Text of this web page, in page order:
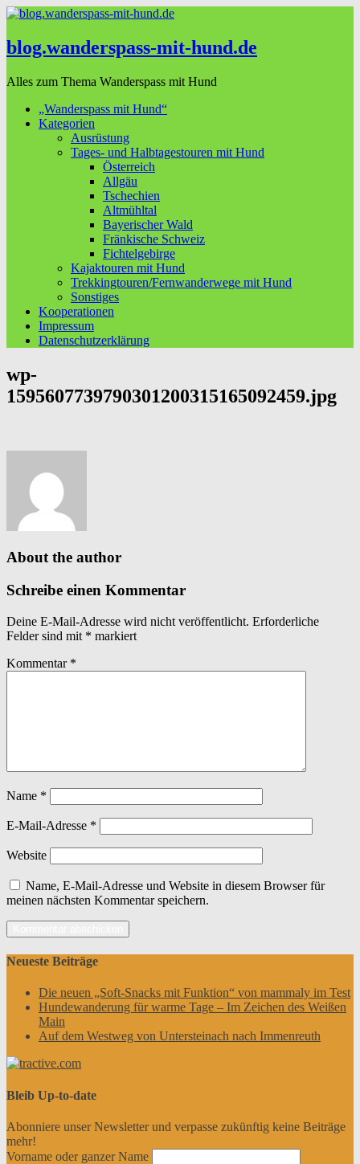
blog.wanderspass-mit-hund.de
Alles zum Thema Wanderspass mit Hund
„Wanderspass mit Hund“
Kategorien
Ausrüstung
Tages- und Halbtagestouren mit Hund
Österreich
Allgäu
Tschechien
Altmühltal
Bayerischer Wald
Fränkische Schweiz
Fichtelgebirge
Kajaktouren mit Hund
Trekkingtouren/Fernwanderwege mit Hund
Sonstiges
Kooperationen
Impressum
Datenschutzerklärung
wp-
1595607739790301200315165092459.jpg
About the author
Schreibe einen Kommentar
Deine E-Mail-Adresse wird nicht veröffentlicht. Erforderliche
Felder sind mit * markiert
Kommentar *
Name *
E-Mail-Adresse *
Website
Name, E-Mail-Adresse und Website in diesem Browser für
meinen nächsten Kommentar speichern.
Neueste Beiträge
Die neuen „Soft-Snacks mit Funktion“ von mammaly im Test
Hundewanderung für warme Tage – Im Zeichen des Weißen
Main
Auf dem Westweg von Untersteinach nach Immenreuth
Bleib Up-to-date
Abonniere unser Newsletter und verpasse zukünftig keine Beiträge
mehr!
Vorname oder ganzer Name